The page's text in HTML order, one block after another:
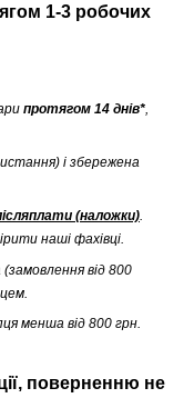
1-3 робочих
протягом 14 днів*
і збережена
(наложки)
наші фахівці.
від 800
менша від 800 грн.
, поверненню не